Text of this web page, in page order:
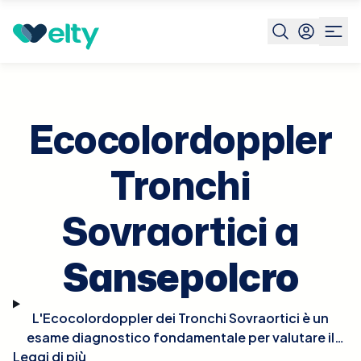
Prenota visita Ecocolordoppler Tronchi Sovraortici
Ecocolordoppler
Tronchi
Sovraortici a
Sansepolcro
L'Ecocolordoppler dei Tronchi Sovraortici è un
esame diagnostico fondamentale per valutare il
flusso sanguigno nelle arterie che irradiano sangue
Leggi di più